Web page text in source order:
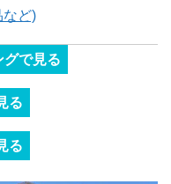
など)
で見る
る
る